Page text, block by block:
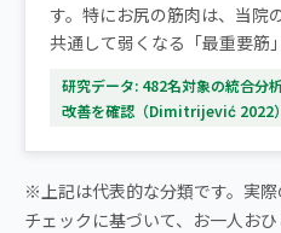
す。特にお尻の筋肉は、当院
共通して弱くなる「最重要筋
研究データ: 482名対象の統合分
改善を確認（Dimitrijević 2022）
※上記は代表的な分類です。実
チェックに基づいて、お一人お